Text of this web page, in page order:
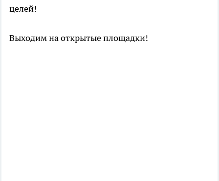
целей!
Выходим на открытые площадки!